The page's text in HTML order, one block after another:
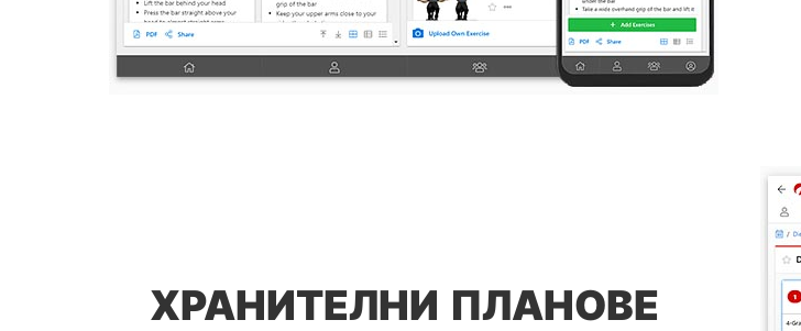
ХРАНИТЕЛНИ ПЛАНОВЕ